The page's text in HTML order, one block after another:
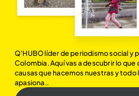
Q’HUBO líder de periodismo social y
Colombia. Aquí vas a descubrir lo
causas que hacemos nuestras y todo
apasiona..